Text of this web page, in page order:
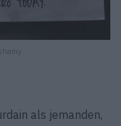
als jemanden,